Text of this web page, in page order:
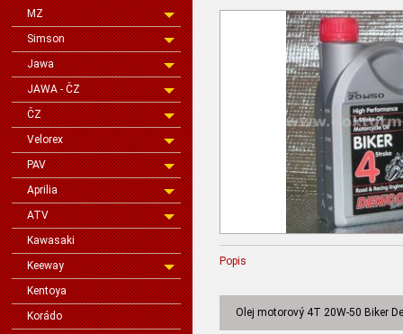
MZ
Simson
Jawa
JAWA - ČZ
ČZ
Velorex
PAV
Aprilia
ATV
Kawasaki
Keeway
Kentoya
Korádo
Popis
Olej motorový 4T 20W-50 Biker